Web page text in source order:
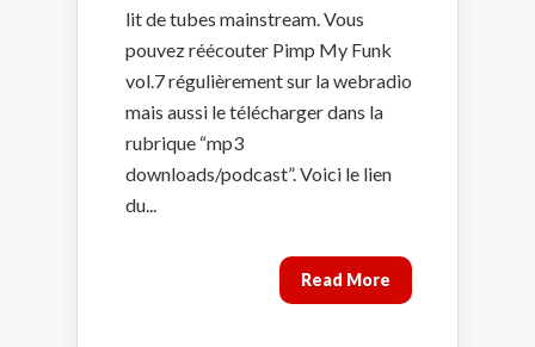
lit de tubes mainstream. Vous
pouvez réécouter Pimp My Funk
vol.7 régulièrement sur la webradio
mais aussi le télécharger dans la
rubrique “mp3
downloads/podcast”. Voici le lien
du...
Read More